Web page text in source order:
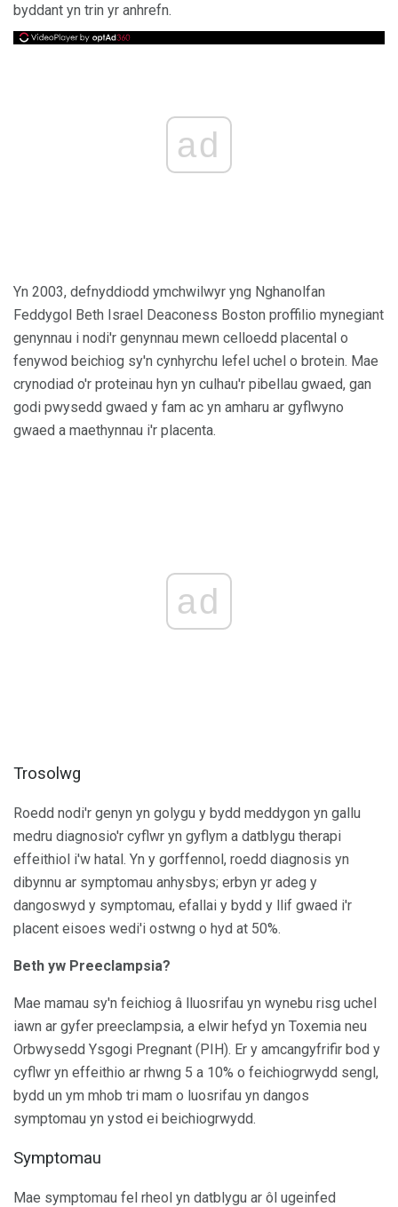
byddant yn trin yr anhrefn.
ad
Yn 2003, defnyddiodd ymchwilwyr yng Nghanolfan
Feddygol Beth Israel Deaconess Boston proffilio mynegiant
genynnau i nodi'r genynnau mewn celloedd placental o
fenywod beichiog sy'n cynhyrchu lefel uchel o brotein. Mae
crynodiad o'r proteinau hyn yn culhau'r pibellau gwaed, gan
godi pwysedd gwaed y fam ac yn amharu ar gyflwyno
gwaed a maethynnau i'r placenta.
ad
Trosolwg
Roedd nodi'r genyn yn golygu y bydd meddygon yn gallu
medru diagnosio'r cyflwr yn gyflym a datblygu therapi
effeithiol i'w hatal. Yn y gorffennol, roedd diagnosis yn
dibynnu ar symptomau anhysbys; erbyn yr adeg y
dangoswyd y symptomau, efallai y bydd y llif gwaed i'r
placent eisoes wedi'i ostwng o hyd at 50%.
Beth yw Preeclampsia?
Mae mamau sy'n feichiog â lluosrifau yn wynebu risg uchel
iawn ar gyfer preeclampsia, a elwir hefyd yn Toxemia neu
Orbwysedd Ysgogi Pregnant (PIH). Er y amcangyfrifir bod y
cyflwr yn effeithio ar rhwng 5 a 10% o feichiogrwydd sengl,
bydd un ym mhob tri mam o luosrifau yn dangos
symptomau yn ystod ei beichiogrwydd.
Symptomau
Mae symptomau fel rheol yn datblygu ar ôl ugeinfed